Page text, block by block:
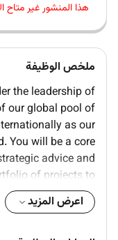
هذا المنشور غير متاح
ملخص الوظيفة
the leadership of
our global pool of
as our
You will be a core
advice and
of projects to
clients worldwide.
the opportunity to
management
اعرض المزيد